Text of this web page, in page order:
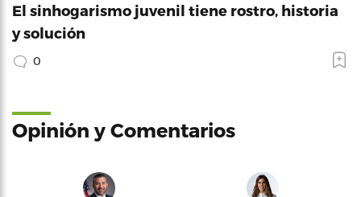
El sinhogarismo juvenil tiene rostro, historia
y solución
0
Opinión y Comentarios